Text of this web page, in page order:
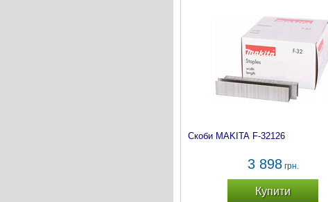
Скоби MAKITA F-32126
3 898грн.
Купити